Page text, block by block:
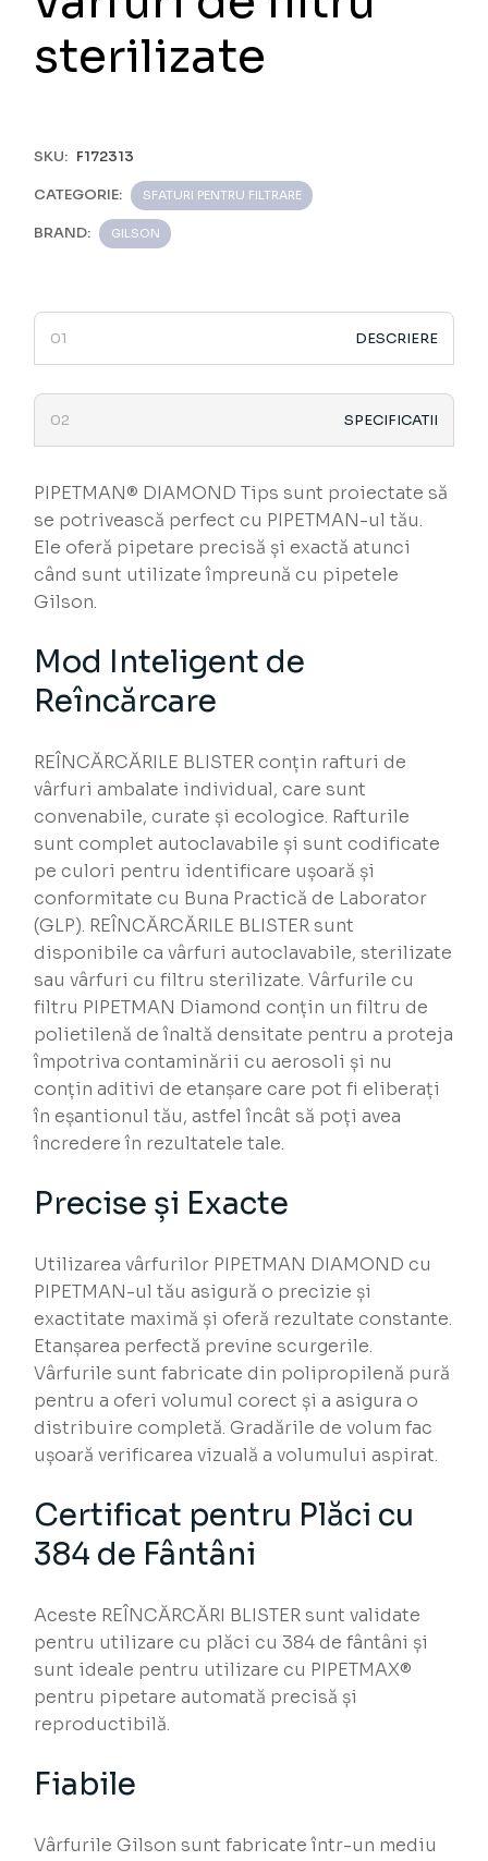
sterilizate
SKU: F172313
CATEGORIE: SFATURI PENTRU FILTRARE
BRAND: GILSON
DESCRIERE
SPECIFICATII
PIPETMAN® DIAMOND Tips sunt proiectate să
se potrivească perfect cu PIPETMAN-ul tău.
Ele oferă pipetare precisă și exactă atunci
când sunt utilizate împreună cu pipetele
Gilson.
Mod Inteligent de
Reîncărcare
REÎNCĂRCĂRILE BLISTER conțin rafturi de
vârfuri ambalate individual, care sunt
convenabile, curate și ecologice. Rafturile
sunt complet autoclavabile și sunt codificate
pe culori pentru identificare ușoară și
conformitate cu Buna Practică de Laborator
(GLP). REÎNCĂRCĂRILE BLISTER sunt
disponibile ca vârfuri autoclavabile, sterilizate
sau vârfuri cu filtru sterilizate. Vârfurile cu
filtru PIPETMAN Diamond conțin un filtru de
polietilenă de înaltă densitate pentru a proteja
împotriva contaminării cu aerosoli și nu
conțin aditivi de etanșare care pot fi eliberați
în eșantionul tău, astfel încât să poți avea
încredere în rezultatele tale.
Precise și Exacte
Utilizarea vârfurilor PIPETMAN DIAMOND cu
PIPETMAN-ul tău asigură o precizie și
exactitate maximă și oferă rezultate constante.
Etanșarea perfectă previne scurgerile.
Vârfurile sunt fabricate din polipropilenă pură
pentru a oferi volumul corect și a asigura o
distribuire completă. Gradările de volum fac
ușoară verificarea vizuală a volumului aspirat.
Certificat pentru Plăci cu
384 de Fântâni
Aceste REÎNCĂRCĂRI BLISTER sunt validate
pentru utilizare cu plăci cu 384 de fântâni și
sunt ideale pentru utilizare cu PIPETMAX®
pentru pipetare automată precisă și
reproductibilă.
Fiabile
Vârfurile Gilson sunt fabricate într-un mediu